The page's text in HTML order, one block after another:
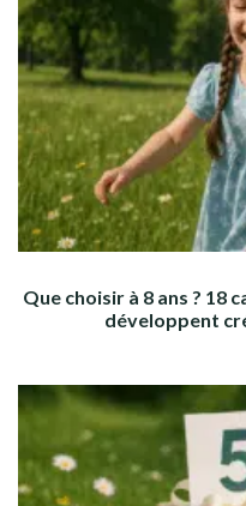
Que choisir à 8 ans ? 18
développent